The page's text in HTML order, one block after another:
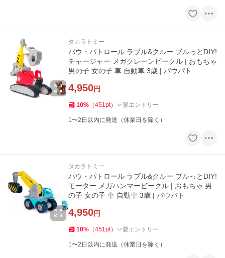
タカラトミー
パウ・パトロール ラブル&クルー ブルっとDIY!
チャージャー メガクレーンビークル | おもちゃ
男の子 女の子 車 自動車 3歳 | パウパト
4,950円
10% （451pt） 要エントリー
1〜2日以内に発送（休業日を除く）
タカラトミー
パウ・パトロール ラブル&クルー ブルっとDIY!
モーター メガハンマービークル | おもちゃ 男
の子 女の子 車 自動車 3歳 | パウパト
4,950円
10% （451pt） 要エントリー
1〜2日以内に発送（休業日を除く）